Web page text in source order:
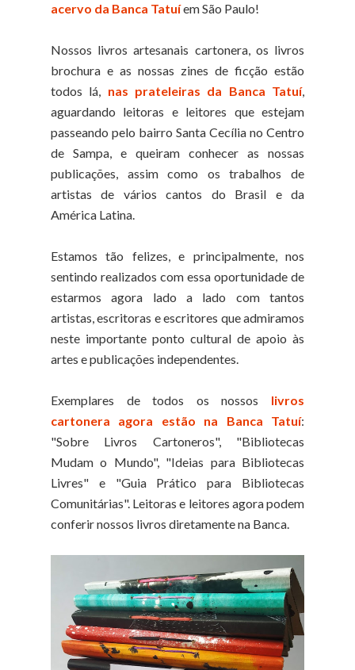
acervo da Banca Tatuíem São Paulo!
Nossos livros artesanais cartonera, os livros
brochura e as nossas zines de ficção estão
todos lá, nas prateleiras da Banca Tatuí,
aguardando leitoras e leitores que estejam
passeando pelo bairro Santa Cecília no Centro
de Sampa, e queiram conhecer as nossas
publicações, assim como os trabalhos de
artistas de vários cantos do Brasil e da
América Latina.
Estamos tão felizes, e principalmente, nos
sentindo realizados com essa oportunidade de
estarmos agora lado a lado com tantos
artistas, escritoras e escritores que admiramos
neste importante ponto cultural de apoio às
artes e publicações independentes.
Exemplares de todos os nossos livros
cartonera agora estão na Banca Tatuí:
"Sobre Livros Cartoneros", "Bibliotecas
Mudam o Mundo", "Ideias para Bibliotecas
Livres" e "Guia Prático para Bibliotecas
Comunitárias". Leitoras e leitores agora podem
conferir nossos livros diretamente na Banca.